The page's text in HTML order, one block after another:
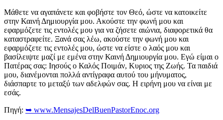
Μάθετε να αγαπάνετε και φοβήστε τον Θεό, ώστε να κατοικείτε
στην Καινή Δημιουργία μου. Ακούστε την φωνή μου και
εφαρμόζετε τις εντολές μου για να ζήσετε αιώνια, διαφορετικά θα
καταστραφείτε. Ξανά σας λέω, ακούστε την φωνή μου και
εφαρμόζετε τις εντολές μου, ώστε να είστε ο λαός μου και
βασίλειψτε μαζί με εμένα στην Καινή Δημιουργία μου. Εγώ είμαι ο
Πατέρας σας: Ιησούς ο Καλός Ποιμάν, Κυριος της Ζωής. Τα παιδιά
μου, διανέμονται πολλά αντίγραφα αυτού του μήνυματος,
διάσπαρτε το μεταξύ των αδελφών σας. Η ειρήνη μου να είναι με
εσάς.
Πηγή: ➥ www.MensajesDelBuenPastorEnoc.org